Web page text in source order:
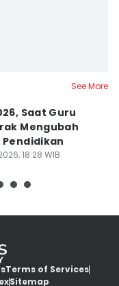
See More
Saat Guru
Mengubah
Pendidikan
18:28 WIB
Terms of Services
Sitemap